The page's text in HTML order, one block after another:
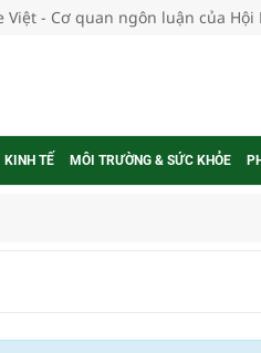
- Cơ quan ngôn luận của Hội
KINH TẾ MÔI TRƯỜNG & SỨC KHỎE